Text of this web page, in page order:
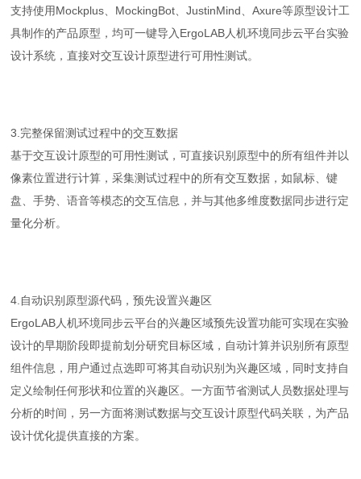
支持使用Mockplus、MockingBot、JustinMind、Axure等原型设计工
具制作的产品原型，均可一键导入ErgoLAB人机环境同步云平台实验
设计系统，直接对交互设计原型进行可用性测试。
3.完整保留测试过程中的交互数据
基于交互设计原型的可用性测试，可直接识别原型中的所有组件并以
像素位置进行计算，采集测试过程中的所有交互数据，如鼠标、键
盘、手势、语音等模态的交互信息，并与其他多维度数据同步进行定
量化分析。
4.自动识别原型源代码，预先设置兴趣区
ErgoLAB人机环境同步云平台的兴趣区域预先设置功能可实现在实验
设计的早期阶段即提前划分研究目标区域，自动计算并识别所有原型
组件信息，用户通过点选即可将其自动识别为兴趣区域，同时支持自
定义绘制任何形状和位置的兴趣区。一方面节省测试人员数据处理与
分析的时间，另一方面将测试数据与交互设计原型代码关联，为产品
设计优化提供直接的方案。